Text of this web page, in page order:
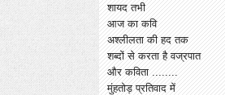
शायद तभी
आज का कवि
अश्लीलता की हद तक
शब्दों से करता है वज्रपात
और कविता ........
मुंहतोड़ प्रतिवाद में